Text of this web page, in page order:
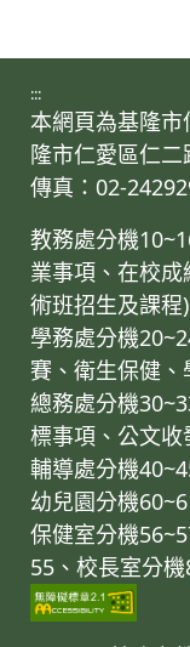
:::
本網頁為基隆
隆市仁愛區仁二
傳真：02-
教務處分機
業事項、在校
術班招生及課程)
學務處分機
賽、衛生保健
總務處分機
標事項、公文
輔導處分機
幼兒園分機
保健室分機
55、校長室分